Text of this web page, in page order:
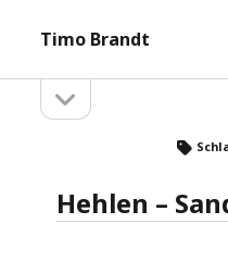
Timo Brandt
Seitenleiste
öffnen
Hehlen –